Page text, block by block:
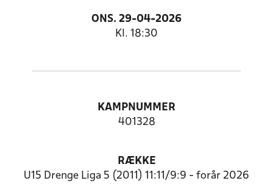
ONS. 29-04-2026
Kl. 18:30
KAMPNUMMER
401328
RÆKKE
U15 Drenge Liga 5 (2011) 11:11/9:9 - forår 2026